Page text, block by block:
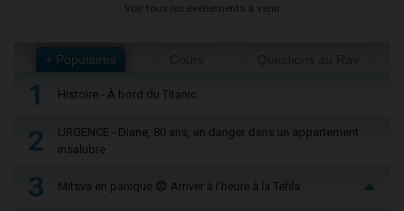
Voir tous les événements à venir
+ Populaires
1 Histoire - À bord du Titanic
2
URGENCE - Diane, 80 ans, en danger dans un appartement
insalubre
3 Mitsva en panique 😨 Arriver à l'heure à la Téfila